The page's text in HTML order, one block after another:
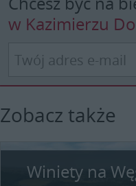
w Kazimierzu
Zobacz także
Winiety na